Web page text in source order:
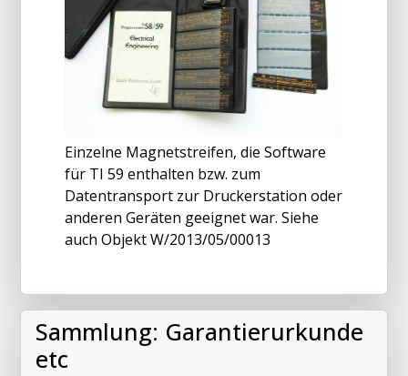
Einzelne Magnetstreifen, die Software
für TI 59 enthalten bzw. zum
Datentransport zur Druckerstation oder
anderen Geräten geeignet war. Siehe
auch Objekt W/2013/05/00013
Sammlung: Garantierurkunde
etc